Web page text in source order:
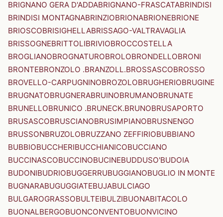
BRIGNANO GERA D'ADDABRIGNANO-FRASCATABRINDISI
BRINDISI MONTAGNABRINZIOBRIONABRIONEBRIONE
BRIOSCOBRISIGHELLABRISSAGO-VALTRAVAGLIA
BRISSOGNEBRITTOLIBRIVIOBROCCOSTELLA
BROGLIANOBROGNATUROBROLOBRONDELLOBRONI
BRONTEBRONZOLO .BRANZOLL.BROSSASCOBROSSO
BROVELLO-CARPUGNINOBROZOLOBRUGHERIOBRUGINE
BRUGNATOBRUGNERABRUINOBRUMANOBRUNATE
BRUNELLOBRUNICO .BRUNECK.BRUNOBRUSAPORTO
BRUSASCOBRUSCIANOBRUSIMPIANOBRUSNENGO
BRUSSONBRUZOLOBRUZZANO ZEFFIRIOBUBBIANO
BUBBIOBUCCHERIBUCCHIANICOBUCCIANO
BUCCINASCOBUCCINOBUCINEBUDDUSO'BUDOIA
BUDONIBUDRIOBUGGERRUBUGGIANOBUGLIO IN MONTE
BUGNARABUGUGGIATEBUJABULCIAGO
BULGAROGRASSOBULTEIBULZIBUONABITACOLO
BUONALBERGOBUONCONVENTOBUONVICINO